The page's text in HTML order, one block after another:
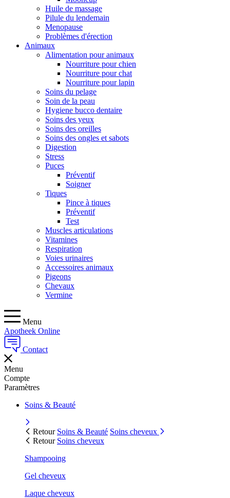
Huile de massage
Pilule du lendemain
Menopause
Problèmes d'érection
Animaux
Alimentation pour animaux
Nourriture pour chien
Nourriture pour chat
Nourriture pour lapin
Soins du pelage
Soin de la peau
Hygiene bucco dentaire
Soins des yeux
Soins des oreilles
Soins des ongles et sabots
Digestion
Stress
Puces
Préventif
Soigner
Tiques
Pince à tiques
Préventif
Test
Muscles articulations
Vitamines
Respiration
Voies urinaires
Accessoires animaux
Pigeons
Chevaux
Vermine
Menu
Apotheek Online
Contact
Menu
Compte
Paramètres
Soins & Beauté
Retour Soins & Beauté Soins cheveux
Retour Soins cheveux
Shampooing
Gel cheveux
Laque cheveux